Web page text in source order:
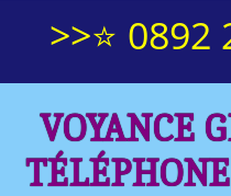
>>⭐ 0892
VOYANCE